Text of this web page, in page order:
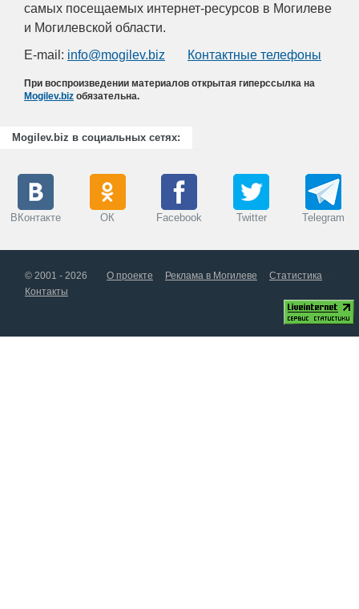
самых посещаемых интернет-ресурсов в Могилеве
и Могилевской области.
E-mail: info@mogilev.biz Контактные телефоны
При воспроизведении материалов открытая гиперссылка на
Mogilev.biz обязательна.
Mogilev.biz в социальных сетях:
ВКонтакте ОК Facebook Twitter Telegram
© 2001 - 2026 О проекте Реклама в Могилеве
Статистика
Контакты